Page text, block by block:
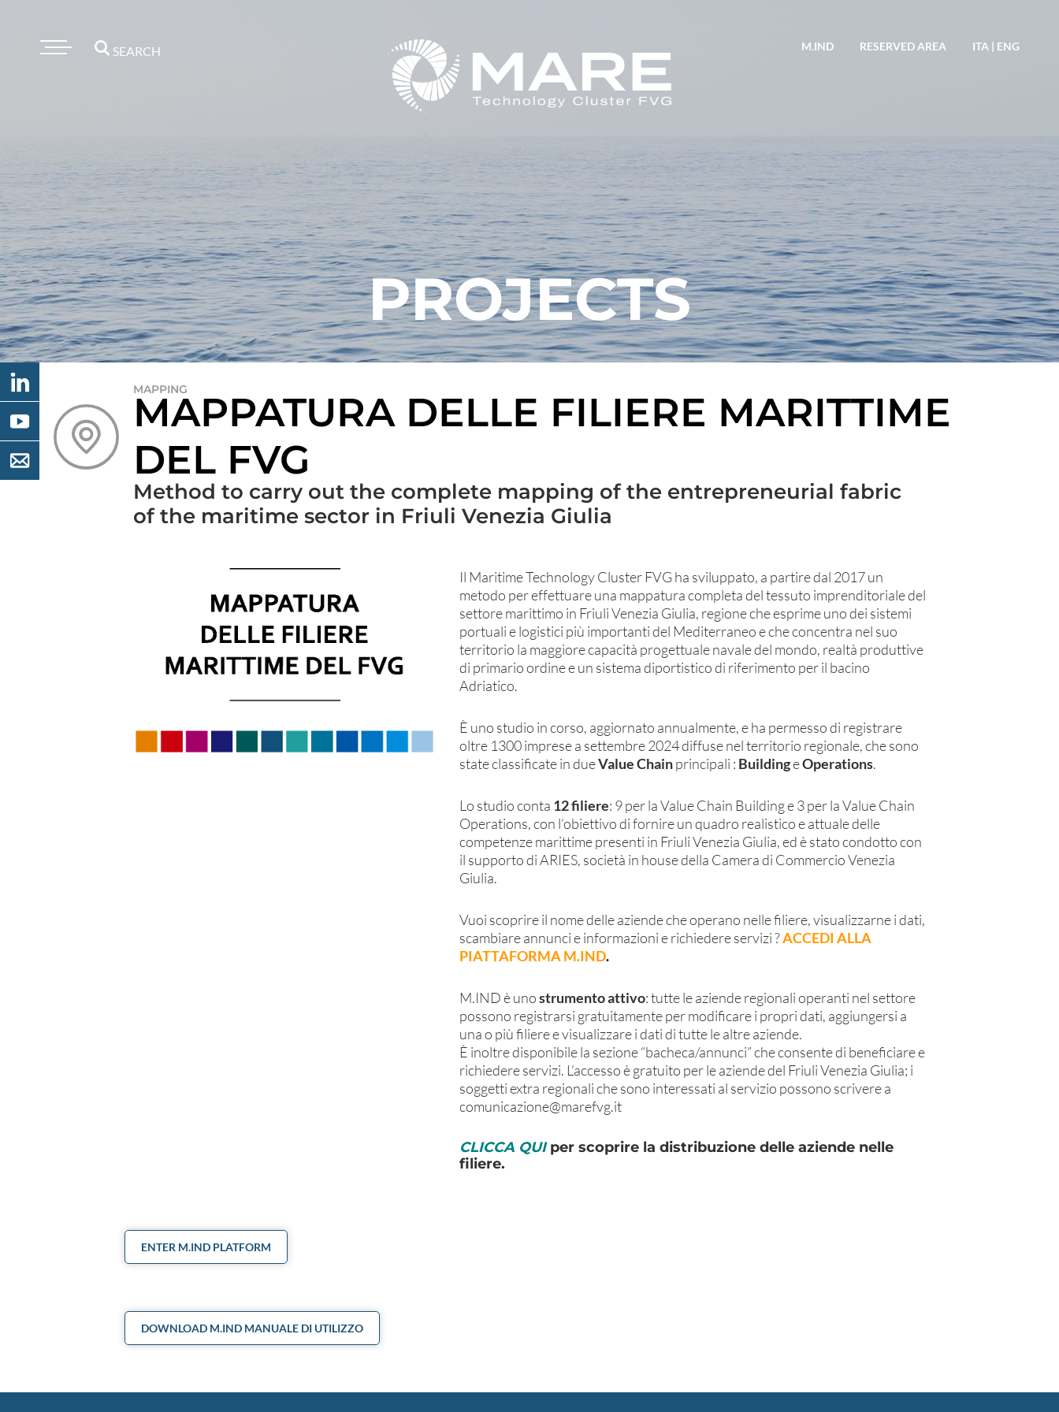
SEARCH M.IND RESERVED AREA ITA | ENG
PROJECTS
MAPPING
MAPPATURA DELLE FILIERE MARITTIME
DEL FVG
Method to carry out the complete mapping of the entrepreneurial fabric
of the maritime sector in Friuli Venezia Giulia
Il Maritime Technology Cluster FVG ha sviluppato, a partire dal 2017 un
metodo per effettuare una mappatura completa del tessuto imprenditoriale del
settore marittimo in Friuli Venezia Giulia, regione che esprime uno dei sistemi
portuali e logistici più importanti del Mediterraneo e che concentra nel suo
territorio la maggiore capacità progettuale navale del mondo, realtà produttive
di primario ordine e un sistema diportistico di riferimento per il bacino
Adriatico.
È uno studio in corso, aggiornato annualmente, e ha permesso di registrare
oltre 1300 imprese a settembre 2024 diffuse nel territorio regionale, che sono
state classificate in dueValue Chainprincipali : BuildingeOperations.
Lo studio conta 12 filiere: 9 per la Value Chain Building e 3 per la Value Chain
Operations, con l’obiettivo di fornire un quadro realistico e attuale delle
competenze marittime presenti in Friuli Venezia Giulia, ed è stato condotto con
il supporto di ARIES, società in house della Camera di Commercio Venezia
Giulia.
Vuoi scoprire il nome delle aziende che operano nelle filiere, visualizzarne i dati,
scambiare annunci e informazioni e richiedere servizi ?ACCEDI ALLA
PIATTAFORMA M.IND.
M.IND è unostrumento attivo: tutte le aziende regionali operanti nel settore
possono registrarsi gratuitamente per modificare i propri dati, aggiungersi a
una o più filiere e visualizzare i dati di tutte le altre aziende.
È inoltre disponibile la sezione “bacheca/annunci” che consente di beneficiare e
richiedere servizi. L’accesso è gratuito per le aziende del Friuli Venezia Giulia; i
soggetti extra regionali che sono interessati al servizio possono scrivere a
comunicazione@marefvg.it
CLICCA QUI per scoprire la distribuzione delle aziende nelle
filiere.
ENTER M.IND PLATFORM
DOWNLOAD M.IND MANUALE DI UTILIZZO